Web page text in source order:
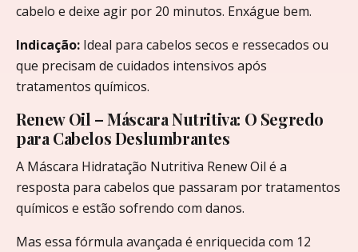
cabelo e deixe agir por 20 minutos. Enxágue bem.
Indicação: Ideal para cabelos secos e ressecados ou
que precisam de cuidados intensivos após
tratamentos químicos.
Renew Oil – Máscara Nutritiva: O Segredo
para Cabelos Deslumbrantes
A Máscara Hidratação Nutritiva Renew Oil é a
resposta para cabelos que passaram por tratamentos
químicos e estão sofrendo com danos.
Mas essa fórmula avançada é enriquecida com 12